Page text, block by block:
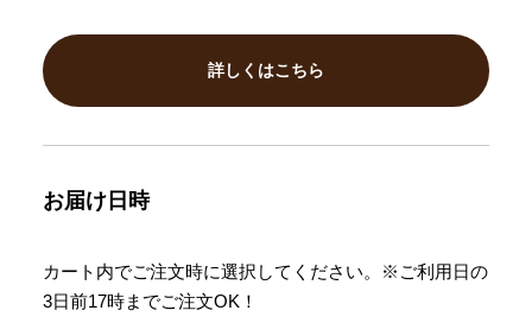
詳しくはこちら
お届け日時
カート内でご注文時に選択してください。※ご利用日の
3日前17時までご注文OK！